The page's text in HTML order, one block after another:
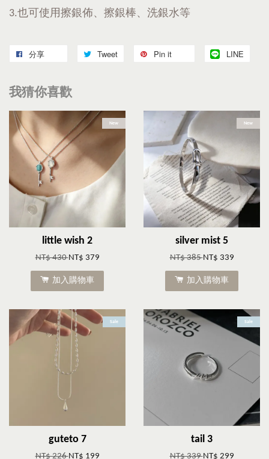
3.也可使用擦銀佈、擦銀棒、洗銀水等
分享 Tweet Pin it LINE
我猜你喜歡
New
little wish 2
NT$ 430NT$ 379
加入購物車
New
silver mist 5
NT$ 385NT$ 339
加入購物車
Sale
guteto 7
NT$ 226NT$ 199
Sale
tail 3
NT$ 339NT$ 299